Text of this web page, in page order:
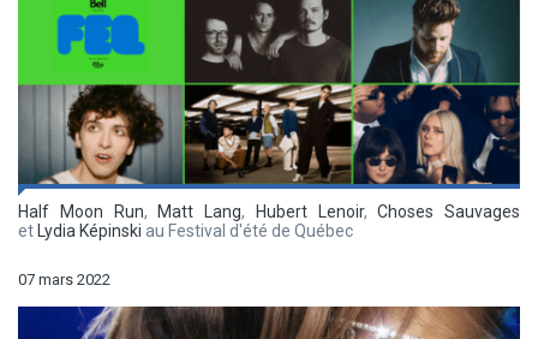
Half Moon Run, Matt Lang, Hubert Lenoir,Choses Sauvages
et Lydia Képinski au Festival d'été de Québec
07 mars 2022